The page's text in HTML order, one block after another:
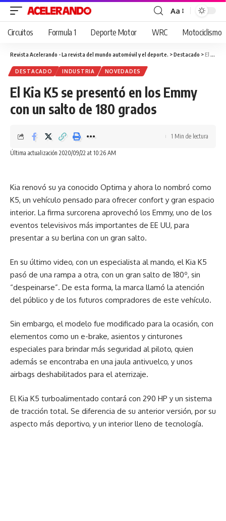
Cambiar
tamaño
fuente
Aa
Circuitos Formula 1 Deporte Motor WRC Motociclismo
Revista Acelerando - La revista del mundo automóvil y el deporte. >Destacado >El Kia K5 se presentó en los Emmy con un salto de 180 grados
DESTACADO INDUSTRIA NOVEDADES
El Kia K5 se presentó en los Emmy
con un salto de 180 grados
Última actualización 2020/09/22 at 10:26 AM
1 Min de lectura
Kia renovó su ya conocido Optima y ahora lo nombró como
K5, un vehículo pensado para ofrecer confort y gran espacio
interior. La firma surcorena aprovechó los Emmy, uno de los
eventos televisivos más importantes de EE UU, para
presentar a su berlina con un gran salto.
En su último video, con un especialista al mando, el Kia K5
pasó de una rampa a otra, con un gran salto de 180º, sin
“despeinarse”. De esta forma, la marca llamó la atención
del público y de los futuros compradores de este vehículo.
Sin embargo, el modelo fue modificado para la ocasión, con
elementos como un e-brake, asientos y cinturones
especiales para brindar más seguridad al piloto, quien
además se encontraba en una jaula antivuelco, y unos
airbags deshabilitados para el aterrizaje.
El Kia K5 turboalimentado contará con 290 HP y un sistema
de tracción total. Se diferencia de su anterior versión, por su
aspecto más deportivo, y un interior lleno de tecnología.